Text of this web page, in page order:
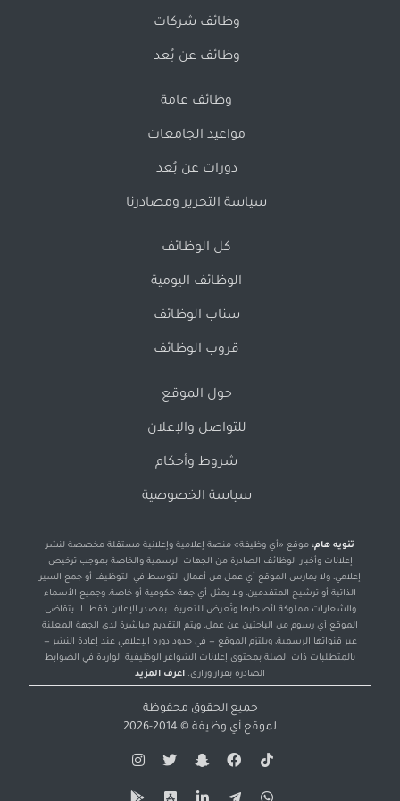
وظائف شركات
وظائف عن بُعد
وظائف عامة
مواعيد الجامعات
دورات عن بُعد
سياسة التحرير ومصادرنا
كل الوظائف
الوظائف اليومية
سناب الوظائف
قروب الوظائف
حول الموقع
للتواصل والإعلان
شروط وأحكام
سياسة الخصوصية
تنويه هام: موقع «أي وظيفة» منصة إعلامية وإعلانية مستقلة مخصصة لنشر
إعلانات وأخبار الوظائف الصادرة من الجهات الرسمية والخاصة بموجب ترخيص
إعلامي، ولا يمارس الموقع أي عمل من أعمال التوسط في التوظيف أو جمع السير
الذاتية أو ترشيح المتقدمين، ولا يمثل أي جهة حكومية أو خاصة، وجميع الأسماء
والشعارات مملوكة لأصحابها وتُعرض للتعريف بمصدر الإعلان فقط. لا يتقاضى
الموقع أي رسوم من الباحثين عن عمل، ويتم التقديم مباشرة لدى الجهة المعلنة
عبر قنواتها الرسمية، ويلتزم الموقع — في حدود دوره الإعلامي عند إعادة النشر —
بالمتطلبات ذات الصلة بمحتوى إعلانات الشواغر الوظيفية الواردة في الضوابط
الصادرة بقرار وزاري. اعرف المزيد
جميع الحقوق محفوظة
لموقع أي وظيفة © 2014-2026